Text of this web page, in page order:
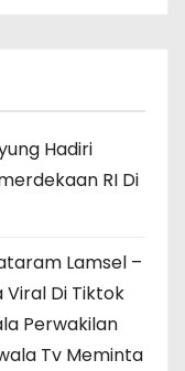
Hadiri
RI Di
Lamsel –
Viral Di Tiktok
Perwakilan
Tv Meminta